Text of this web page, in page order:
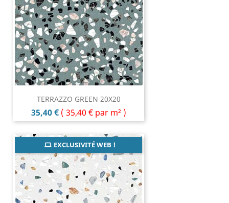
TERRAZZO GREEN 20X20
Prix
35,40 € ( 35,40 € par m² )
EXCLUSIVITÉ WEB !